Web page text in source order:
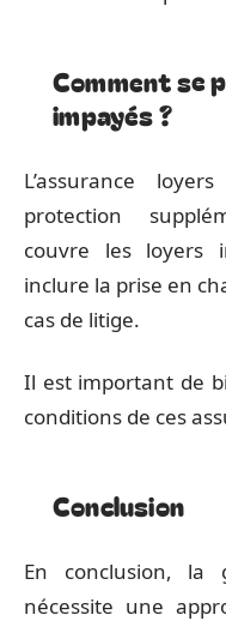
Comment se
impayés ?
L’assurance
protection
couvre les loyers
inclure la prise en
cas de litige.
Il est important de
conditions de ces
Conclusion
En conclusion, la
nécessite une